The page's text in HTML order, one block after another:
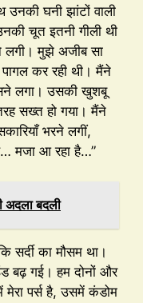
घनी झांटों वाली
चूत इतनी गीली थी
लगी। मुझे अजीब सा
पागल कर रही थी। मैंने
लगा। उसकी खुशबू
सख्त हो गया। मैंने
भरने लगीं,
आ रहा है…”
अदला बदली
सर्दी का मौसम था।
बढ़ गई। हम दोनों और
मेरा पर्स है, उसमें कंडोम